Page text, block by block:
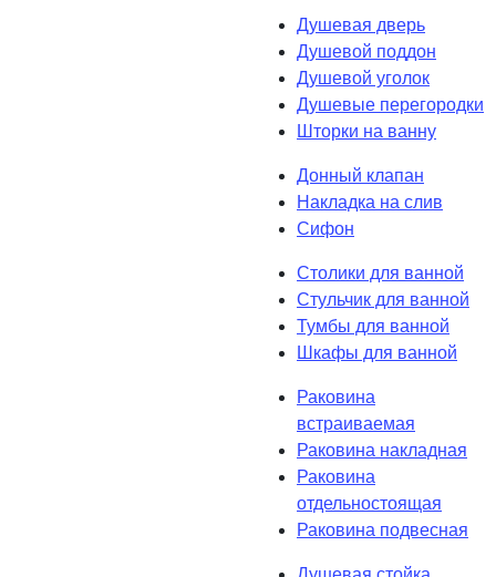
Душевая дверь
Душевой поддон
Душевой уголок
Душевые перегородки
Шторки на ванну
Донный клапан
Накладка на слив
Сифон
Столики для ванной
Стульчик для ванной
Тумбы для ванной
Шкафы для ванной
Раковина
встраиваемая
Раковина накладная
Раковина
отдельностоящая
Раковина подвесная